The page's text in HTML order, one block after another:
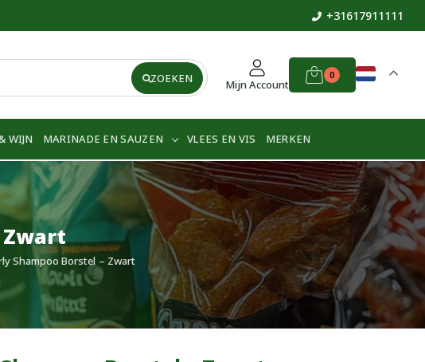
+31617911111
ZOEKEN Mijn Account
0
WIJN MARINADE EN SAUZEN VLEES EN VIS MERKEN
Zwart
Shampoo Borstel – Zwart